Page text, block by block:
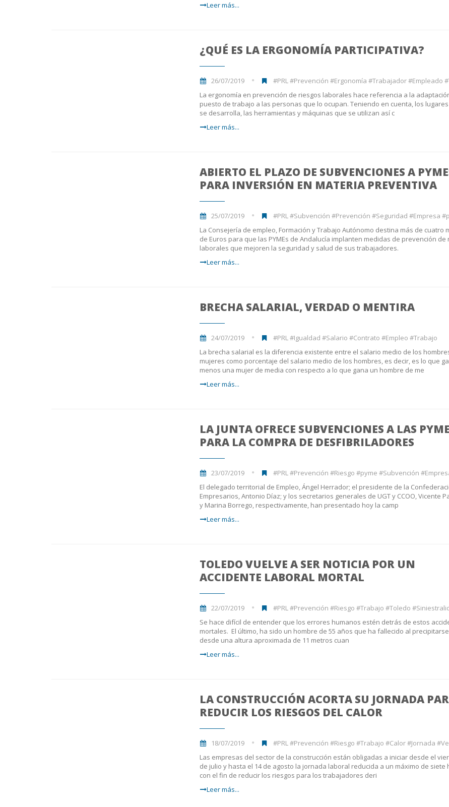
Leer más...
¿QUÉ ES LA ERGONOMÍA PARTICIPATIVA?
26/07/2019
#PRL #Prevención #Ergonomía #Trabajador #Empleado
La ergonomía en prevención de riesgos laborales hace referencia a la
puesto de trabajo a las personas que lo ocupan. Teniendo en cuenta, los
se desarrolla, las herramientas y máquinas que se utilizan así c
Leer más...
ABIERTO EL PLAZO DE SUBVENCIONES A
PARA INVERSIÓN EN MATERIA PREVENTIVA
25/07/2019
#PRL #Subvención #Prevención #Seguridad #Empresa
La Consejería de empleo, Formación y Trabajo Autónomo destina más de cuatro
de Euros para que las PYMEs de Andalucía implanten medidas de prevención de
laborales que mejoren la seguridad y salud de sus trabajadores.
Leer más...
BRECHA SALARIAL, VERDAD O MENTIRA
24/07/2019
#PRL #Igualdad #Salario #Contrato #Empleo #Trabajo
La brecha salarial es la diferencia existente entre el salario medio de los
mujeres como porcentaje del salario medio de los hombres, es decir, es lo que
menos una mujer de media con respecto a lo que gana un hombre de me
Leer más...
LA JUNTA OFRECE SUBVENCIONES A LAS
PARA LA COMPRA DE DESFIBRILADORES
23/07/2019
#PRL #Prevención #Riesgo #pyme #Subvención #Empresa
El delegado territorial de Empleo, Ángel Herrador; el presidente de la
Empresarios, Antonio Díaz; y los secretarios generales de UGT y CCOO, Vicente
y Marina Borrego, respectivamente, han presentado hoy la camp
Leer más...
TOLEDO VUELVE A SER NOTICIA POR UN
ACCIDENTE LABORAL MORTAL
22/07/2019
#PRL #Prevención #Riesgo #Trabajo #Toledo
Se hace difícil de entender que los errores humanos estén detrás de estos
mortales. El último, ha sido un hombre de 55 años que ha fallecido al
desde una altura aproximada de 11 metros cuan
Leer más...
LA CONSTRUCCIÓN ACORTA SU JORNADA
REDUCIR LOS RIESGOS DEL CALOR
18/07/2019
#PRL #Prevención #Riesgo #Trabajo #Calor #Jornada
Las empresas del sector de la construcción están obligadas a iniciar desde el
de julio y hasta el 14 de agosto la jornada laboral reducida a un máximo de siete
con el fin de reducir los riesgos para los trabajadores deri
Leer más...